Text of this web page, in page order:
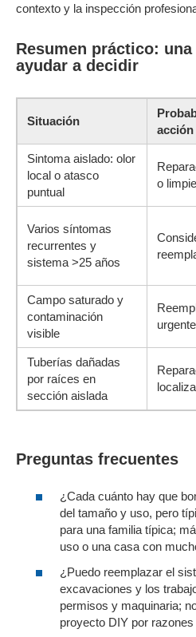
contexto y la inspección
Resumen práctico:
ayudar a decidir
Situación
acción
Sintoma aislado: olor
local o atasco
puntual
o
Varios síntomas
recurrentes y
sistema >25 años
Campo saturado y
contaminación
visible
urgente
Tuberías dañadas
por raíces en
sección aislada
Preguntas frecuentes
¿Cada cuánto hay que
del tamaño y uso, pero
para una familia típica;
uso o una casa con
¿Puedo reemplazar el
excavaciones y los
permisos y maquinaria;
proyecto DIY por